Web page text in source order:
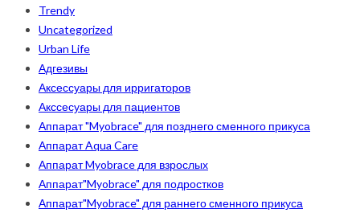
Trendy
Uncategorized
Urban Life
Адгезивы
Аксессуары для ирригаторов
Акссесуары для пациентов
Аппарат "Myobrace" для позднего сменного прикуса
Аппарат Aqua Care
Аппарат Myobrace для взрослых
Аппарат"Myobrace" для подростков
Аппарат"Myobrace" для раннего сменного прикуса